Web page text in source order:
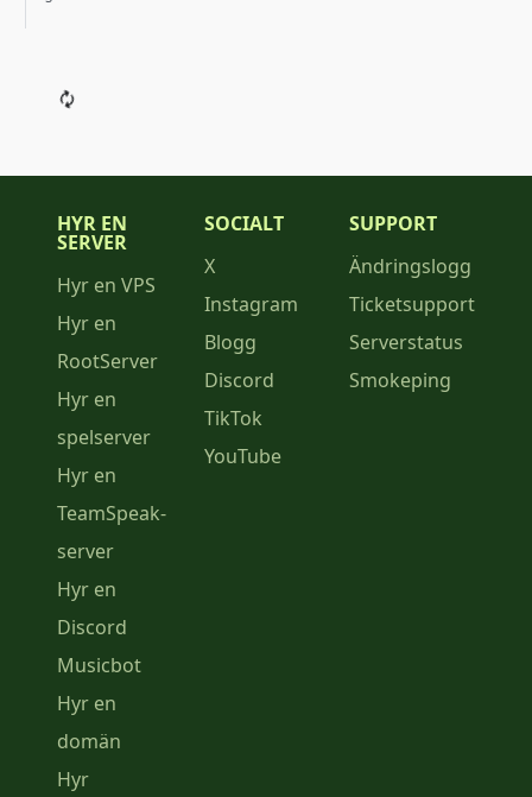
HYR EN
SERVER
Hyr en VPS
Hyr en
RootServer
Hyr en
spelserver
Hyr en
TeamSpeak-
server
Hyr en
Discord
Musicbot
Hyr en
domän
Hyr
SOCIALT
X
Instagram
Blogg
Discord
TikTok
YouTube
SUPPORT
Ändringslogg
Ticketsupport
Serverstatus
Smokeping